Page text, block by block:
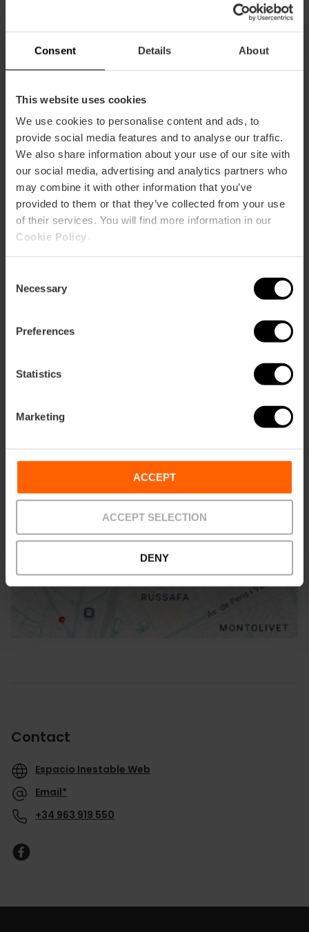
Consent Details About
This website uses cookies
We use cookies to personalise content and ads, to
provide social media features and to analyse our traffic.
We also share information about your use of our site with
our social media, advertising and analytics partners who
may combine it with other information that you’ve
provided to them or that they’ve collected from your use
of their services. You will find more information in our
Cookie Policy
Selection
Necessary
Preferences
Statistics
Marketing
ACCEPT
ACCEPT SELECTION
DENY
Hoe te arriveren
Metro
L3,L5
Bus
4,6, 16, 28, 32,70, 71,81, 95, C1
Carrer d'Aparisi i Guijarro, 7, 46003 València,
Bekijk kaart
Routebeschrijving
Contact
Espacio Inestable Web
Email*
+34 963 919 550